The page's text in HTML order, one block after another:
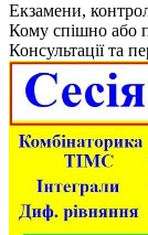
Екзамени,
Кому спішно або
Консультації та